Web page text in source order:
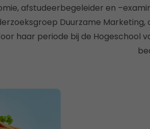
afstudeerbegeleider en
Duurzame
haar periode bij de Hogeschool